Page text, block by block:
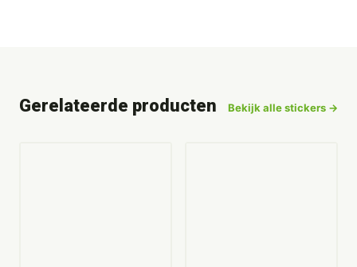
Gerelateerde producten Bekijk alle stickers →